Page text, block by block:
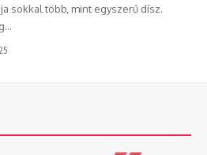
sokkal több, mint egyszerű dísz.
…